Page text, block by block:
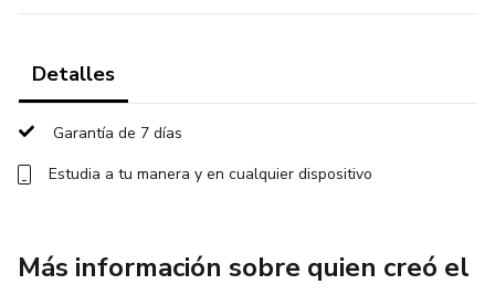
clientes lo mejor de la temporada.
Detalles
Garantía de 7 días
Estudia a tu manera y en cualquier dispositivo
Más información sobre quien creó el